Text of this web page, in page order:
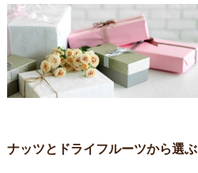
ナッツとドライフルーツから選ぶ